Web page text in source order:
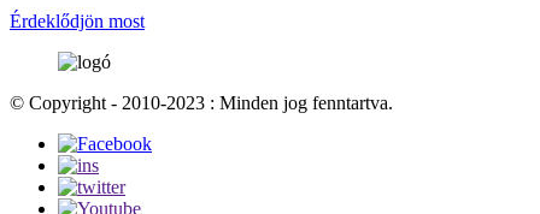
Érdeklődjön most
© Copyright - 2010-2023 : Minden jog fenntartva.